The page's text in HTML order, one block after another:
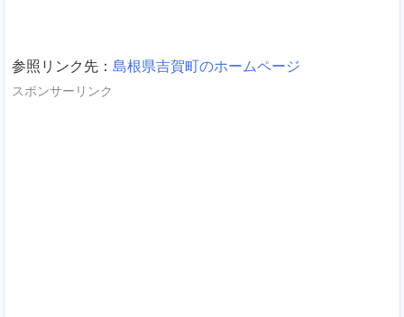
参照リンク先： 島根県吉賀町のホームページ
スポンサーリンク